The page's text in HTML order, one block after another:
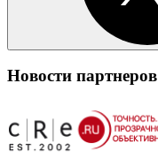
Новости партнеров